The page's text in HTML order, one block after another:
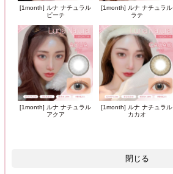
[1month] ルナ ナチュラル
ピーチ
[1month] ルナ ナチュラル
ラテ
[1month] ルナ ナチュラル
アクア
[1month] ルナ ナチュラル
カカオ
閉じる